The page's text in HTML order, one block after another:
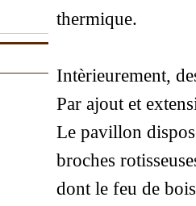
thermique.
Intèrieurement,
Par ajout et
Le pavillon
broches
dont le feu de